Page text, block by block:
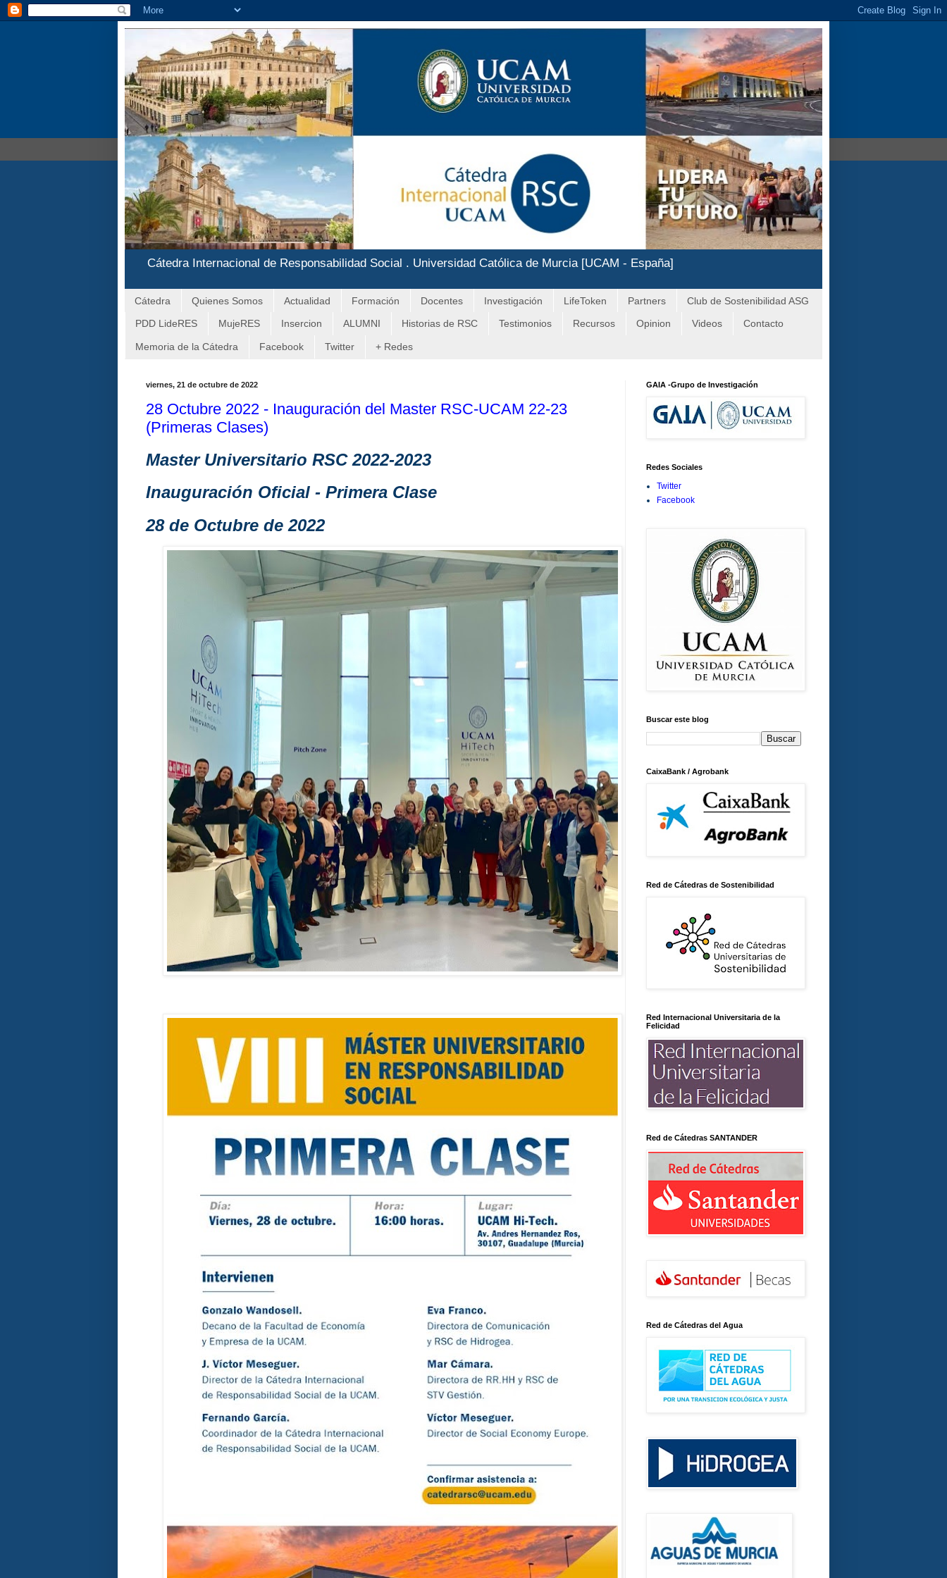
Cátedra Internacional de Responsabilidad Social . Universidad Católica de Murcia [UCAM - España]
Cátedra Quienes Somos Actualidad Formación Docentes Investigación LifeToken Partners Club de Sostenibilidad ASG
PDD LideRES MujeRES Insercion ALUMNI Historias de RSC Testimonios Recursos Opinion Videos Contacto
Memoria de la Cátedra Facebook Twitter + Redes
viernes, 21 de octubre de 2022
28 Octubre 2022 - Inauguración del Master RSC-UCAM 22-23
(Primeras Clases)
Master Universitario RSC 2022-2023
Inauguración Oficial - Primera Clase
28 de Octubre de 2022
GAIA -Grupo de Investigación
Redes Sociales
Twitter
Facebook
Buscar este blog
CaixaBank / Agrobank
Red de Cátedras de Sostenibilidad
Red Internacional Universitaria de la
Felicidad
Red de Cátedras SANTANDER
Red de Cátedras del Agua